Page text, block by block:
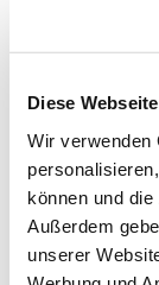
Diese
Wir verwenden
können und
Außerdem
unserer
Mini
Service
Spare
News
Events
Our
Photos
Contact /